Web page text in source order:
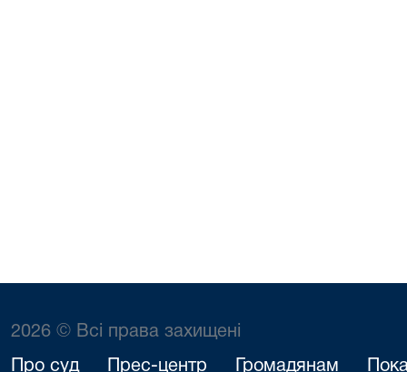
2026 © Всі права захищені
Про суд Прес-центр Громадянам